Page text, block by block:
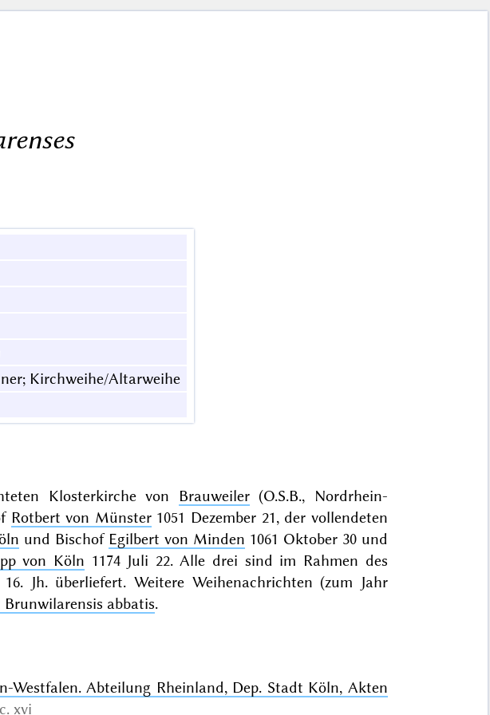
Kirchweihe/Altarweihe
Klosterkirche von Brauweiler(O.S.B., Nordrhein-
Rotbert von Münster1051 Dezember 21, der vollendeten
und Bischof Egilbert von Minden 1061 Oktober 30 und
von Köln 1174 Juli 22. Alle drei sind im Rahmen des
Jh. überliefert. Weitere Weihenachrichten (zum Jahr
abbatis.
Westfalen. Abteilung Rheinland, Dep. Stadt Köln, Akten
xvi